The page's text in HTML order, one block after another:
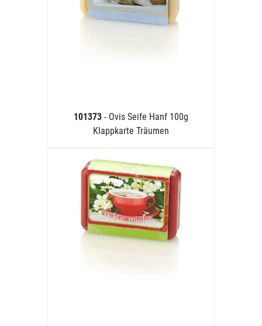
101373 - Ovis Seife Hanf 100g
Klappkarte Träumen